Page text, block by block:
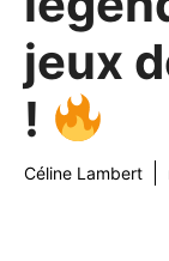
jeux
!
Céline Lambert